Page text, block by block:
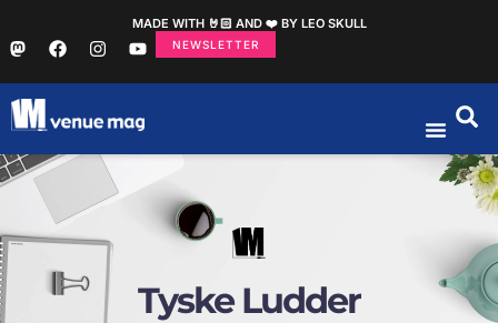
MADE WITH 🤘🏻 AND ❤️ BY LEO SKULL
NEWSLETTER
Tyske Ludder